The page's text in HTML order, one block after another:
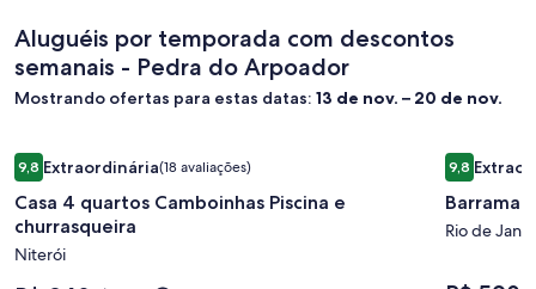
Aluguéis por temporada com descontos
semanais - Pedra do Arpoador
Mostrando ofertas para estas datas: 13 de nov. – 20 de nov.
Galeria
de
imagens
de
Casa
9,89,8 de 10, Extraordinária, (18 avaliações)
Extraordinária(18 avaliações)
Casa 4 quartos Camboinhas Piscina e
churrasqueira
Niterói
Casa 4 quartos Camboinhas Piscina e churrasqueiraGaleria
de
imagens
de
9,89,8 de 10,
Rio de